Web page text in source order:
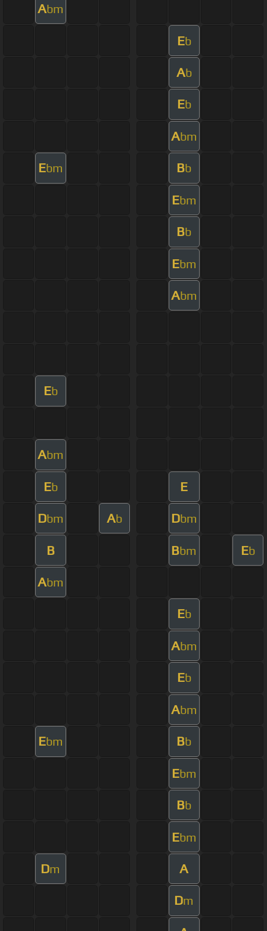
Abm
Eb
Ab
Eb
Abm
Ebm Bb
Ebm
Bb
Ebm
Abm
Eb
Abm
Eb E
Dbm Ab Dbm
B Bbm Eb
Abm
Eb
Abm
Eb
Abm
Ebm Bb
Ebm
Bb
Ebm
Dm A
Dm